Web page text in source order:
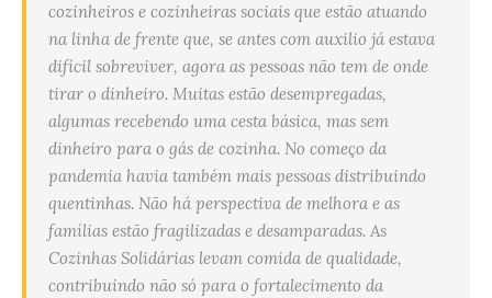
cozinheiros e cozinheiras sociais que estão atuando
na linha de frente que, se antes com auxilio já estava
difícil sobreviver, agora as pessoas não tem de onde
tirar o dinheiro. Muitas estão desempregadas,
algumas recebendo uma cesta básica, mas sem
dinheiro para o gás de cozinha. No começo da
pandemia havia também mais pessoas distribuindo
quentinhas. Não há perspectiva de melhora e as
famílias estão fragilizadas e desamparadas. As
Cozinhas Solidárias levam comida de qualidade,
contribuindo não só para o fortalecimento da